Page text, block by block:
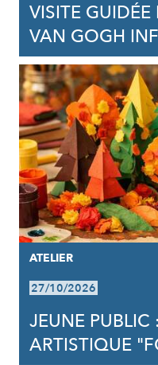
VISITE
VAN GOGH
ATELIER
27/10/2026
JEUNE PUBLIC
ARTISTIQUE